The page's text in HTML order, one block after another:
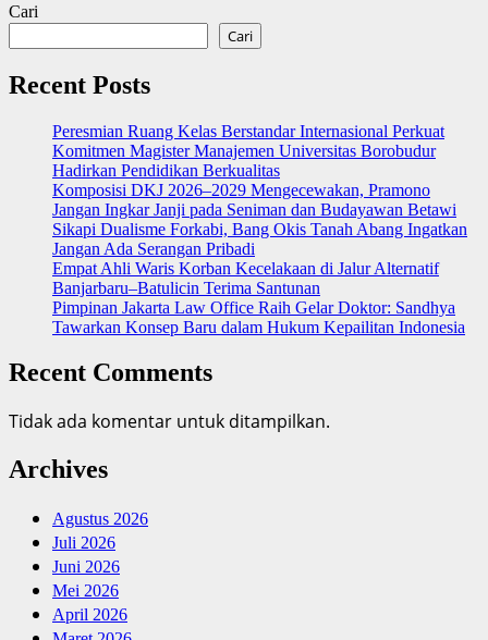
Cari
Cari
Recent Posts
Peresmian Ruang Kelas Berstandar Internasional Perkuat
Komitmen Magister Manajemen Universitas Borobudur
Hadirkan Pendidikan Berkualitas
Komposisi DKJ 2026–2029 Mengecewakan, Pramono
Jangan Ingkar Janji pada Seniman dan Budayawan Betawi
Sikapi Dualisme Forkabi, Bang Okis Tanah Abang Ingatkan
Jangan Ada Serangan Pribadi
Empat Ahli Waris Korban Kecelakaan di Jalur Alternatif
Banjarbaru–Batulicin Terima Santunan
Pimpinan Jakarta Law Office Raih Gelar Doktor: Sandhya
Tawarkan Konsep Baru dalam Hukum Kepailitan Indonesia
Recent Comments
Tidak ada komentar untuk ditampilkan.
Archives
Agustus 2026
Juli 2026
Juni 2026
Mei 2026
April 2026